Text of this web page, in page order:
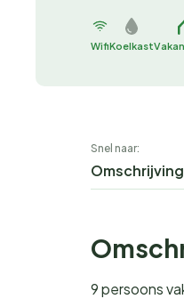
WifiKoelkast
Snel naar:
Omschrijving
9 persoons